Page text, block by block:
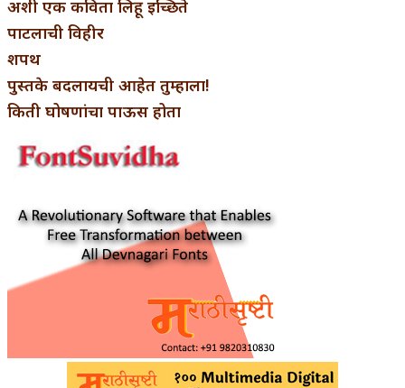
अशी एक कविता लिहू इच्छिते
पाटलाची विहीर
शपथ
पुस्तके बदलायची आहेत तुम्हाला!
किती घोषणांचा पाऊस होता